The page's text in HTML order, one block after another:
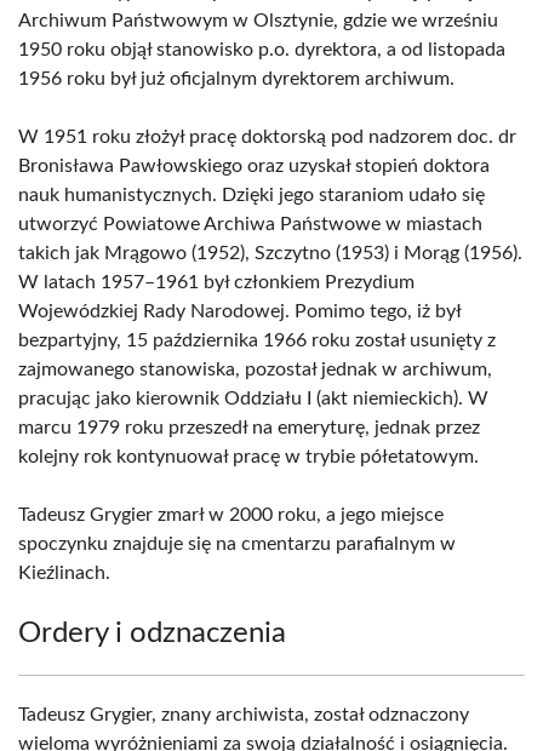
Archiwum Państwowym w Olsztynie, gdzie we wrześniu
1950 roku objął stanowisko p.o. dyrektora, a od listopada
1956 roku był już oficjalnym dyrektorem archiwum.
W 1951 roku złożył pracę doktorską pod nadzorem doc. dr
Bronisława Pawłowskiego oraz uzyskał stopień doktora
nauk humanistycznych. Dzięki jego staraniom udało się
utworzyć Powiatowe Archiwa Państwowe w miastach
takich jak Mrągowo (1952), Szczytno (1953) i Morąg (1956).
W latach 1957–1961 był członkiem Prezydium
Wojewódzkiej Rady Narodowej. Pomimo tego, iż był
bezpartyjny, 15 października 1966 roku został usunięty z
zajmowanego stanowiska, pozostał jednak w archiwum,
pracując jako kierownik Oddziału I (akt niemieckich). W
marcu 1979 roku przeszedł na emeryturę, jednak przez
kolejny rok kontynuował pracę w trybie półetatowym.
Tadeusz Grygier zmarł w 2000 roku, a jego miejsce
spoczynku znajduje się na cmentarzu parafialnym w
Kieźlinach.
Ordery i odznaczenia
Tadeusz Grygier, znany archiwista, został odznaczony
wieloma wyróżnieniami za swoją działalność i osiągnięcia.